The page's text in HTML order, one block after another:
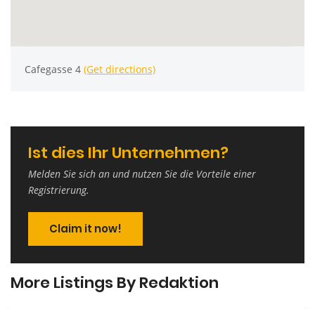
Cafegasse 4 (Get directions)
Ist dies Ihr Unternehmen?
Melden Sie sich an und nutzen Sie die Vorteile einer
Registrierung.
Claim it now!
More Listings By Redaktion